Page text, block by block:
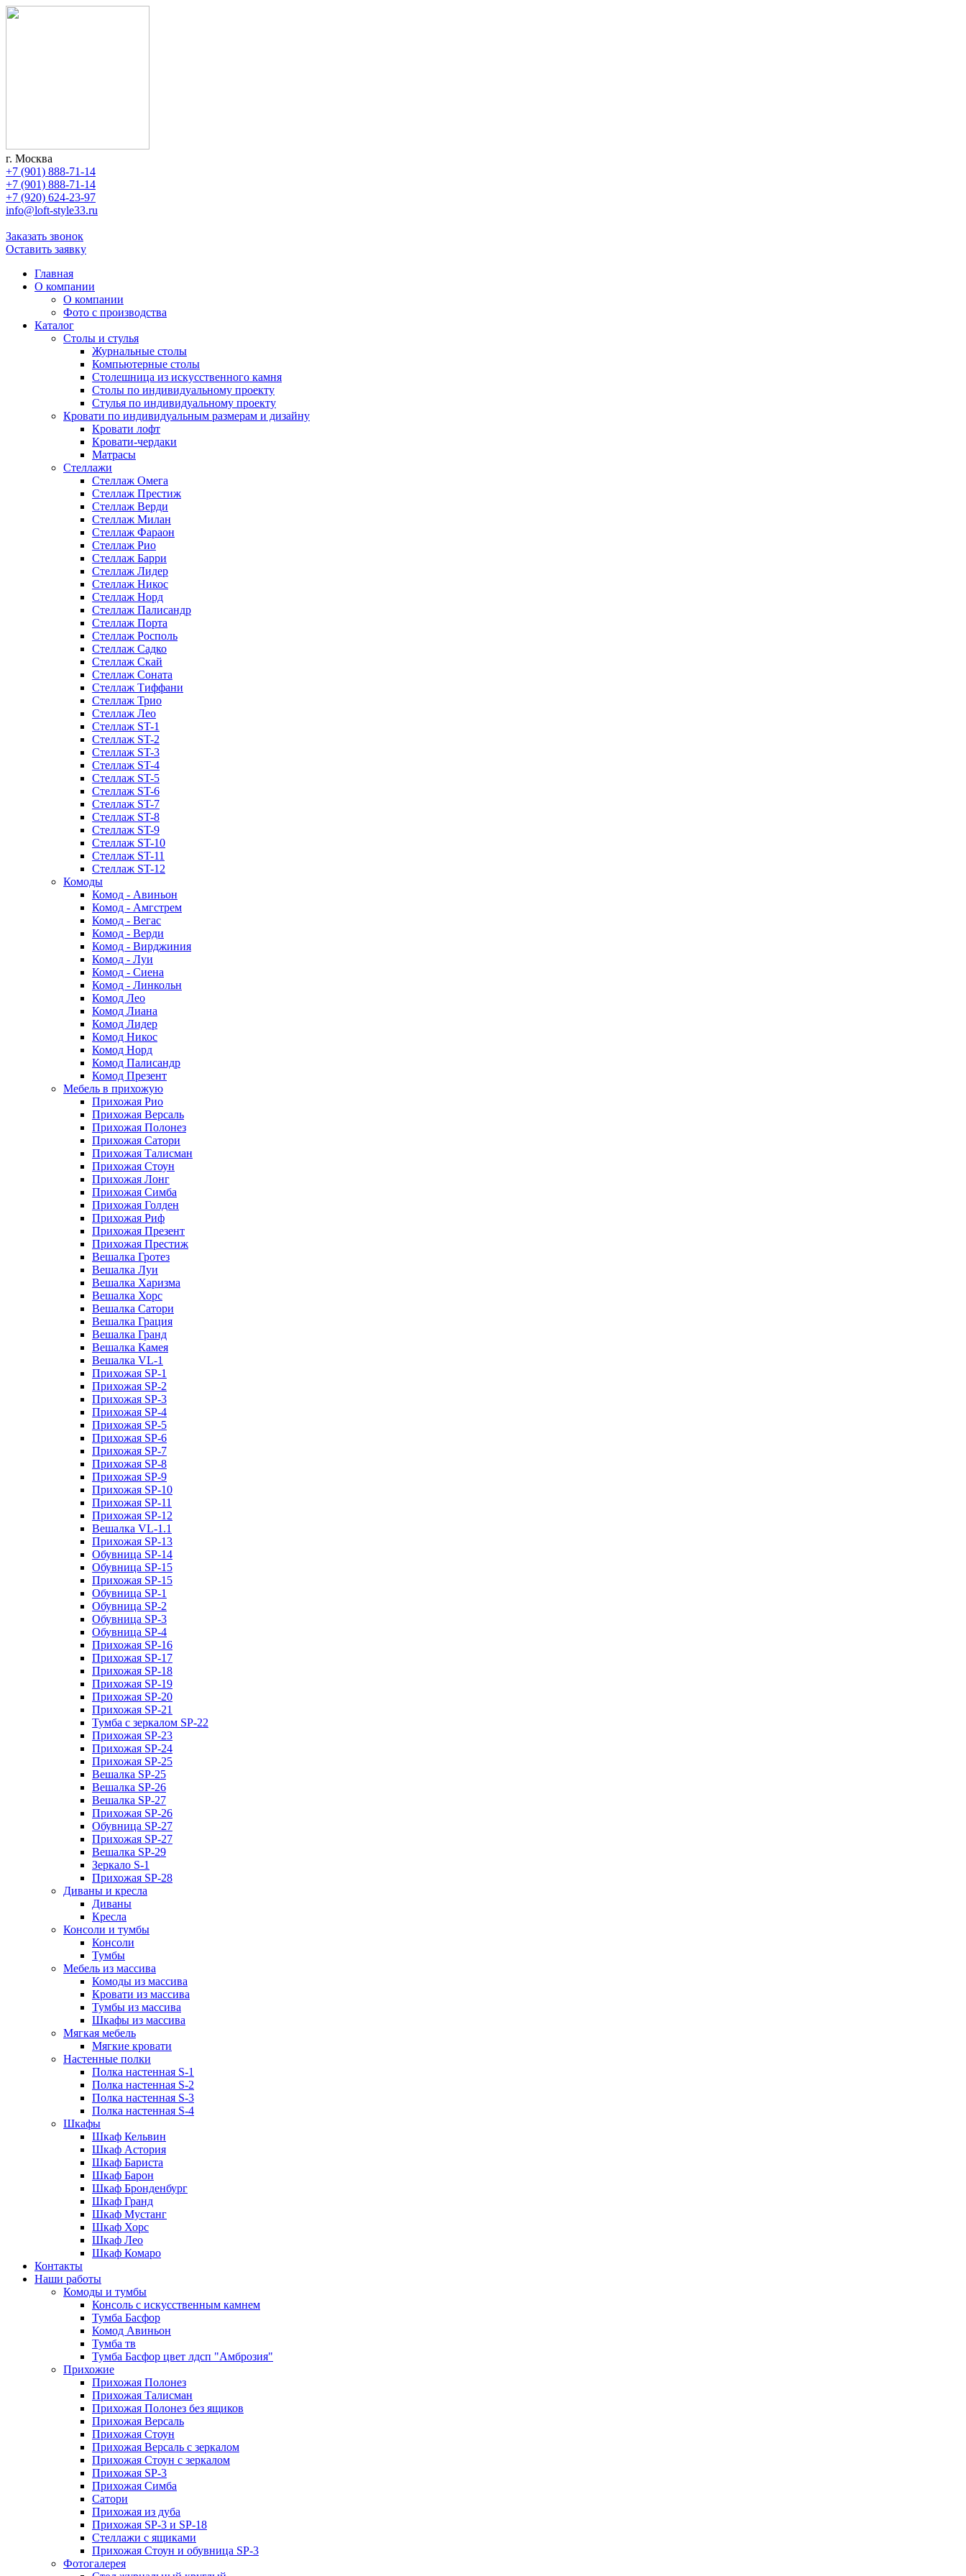
г. Москва
+7 (901) 888-71-14
+7 (901) 888-71-14
+7 (920) 624-23-97
info@loft-style33.ru
Заказать звонок
Оставить заявку
Главная
О компании
О компании
Фото с производства
Каталог
Cтолы и стулья
Журнальные столы
Компьютерные столы
Столешница из искусственного камня
Столы по индивидуальному проекту
Стулья по индивидуальному проекту
Кровати по индивидуальным размерам и дизайну
Кровати лофт
Кровати-чердаки
Матрасы
Стеллажи
Стеллаж Омега
Стеллаж Престиж
Стеллаж Верди
Стеллаж Милан
Стеллаж Фараон
Стеллаж Рио
Стеллаж Барри
Стеллаж Лидер
Стеллаж Никос
Стеллаж Норд
Стеллаж Палисандр
Стеллаж Порта
Стеллаж Росполь
Стеллаж Садко
Стеллаж Скай
Стеллаж Соната
Стеллаж Тиффани
Стеллаж Трио
Стеллаж Лео
Стеллаж ST-1
Стеллаж ST-2
Стеллаж ST-3
Стеллаж ST-4
Стеллаж ST-5
Стеллаж ST-6
Стеллаж ST-7
Стеллаж ST-8
Стеллаж ST-9
Стеллаж ST-10
Стеллаж ST-11
Стеллаж ST-12
Комоды
Комод - Авиньон
Комод - Амгстрем
Комод - Вегас
Комод - Верди
Комод - Вирджиния
Комод - Луи
Комод - Сиена
Комод - Линкольн
Комод Лео
Комод Лиана
Комод Лидер
Комод Никос
Комод Норд
Комод Палисандр
Комод Презент
Мебель в прихожую
Прихожая Рио
Прихожая Версаль
Прихожая Полонез
Прихожая Сатори
Прихожая Талисман
Прихожая Стоун
Прихожая Лонг
Прихожая Симба
Прихожая Голден
Прихожая Риф
Прихожая Презент
Прихожая Престиж
Вешалка Гротез
Вешалка Луи
Вешалка Харизма
Вешалка Хорс
Вешалка Сатори
Вешалка Грация
Вешалка Гранд
Вешалка Камея
Вешалка VL-1
Прихожая SP-1
Прихожая SP-2
Прихожая SP-3
Прихожая SP-4
Прихожая SP-5
Прихожая SP-6
Прихожая SP-7
Прихожая SP-8
Прихожая SP-9
Прихожая SP-10
Прихожая SP-11
Прихожая SP-12
Вешалка VL-1.1
Прихожая SP-13
Обувница SP-14
Обувница SP-15
Прихожая SP-15
Обувница SP-1
Обувница SP-2
Обувница SP-3
Обувница SP-4
Прихожая SP-16
Прихожая SP-17
Прихожая SP-18
Прихожая SP-19
Прихожая SP-20
Прихожая SP-21
Тумба с зеркалом SP-22
Прихожая SP-23
Прихожая SP-24
Прихожая SP-25
Вешалка SP-25
Вешалка SP-26
Вешалка SP-27
Прихожая SP-26
Обувница SP-27
Прихожая SP-27
Вешалка SP-29
Зеркало S-1
Прихожая SP-28
Диваны и кресла
Диваны
Кресла
Консоли и тумбы
Консоли
Тумбы
Мебель из массива
Комоды из массива
Кровати из массива
Тумбы из массива
Шкафы из массива
Мягкая мебель
Мягкие кровати
Настенные полки
Полка настенная S-1
Полка настенная S-2
Полка настенная S-3
Полка настенная S-4
Шкафы
Шкаф Кельвин
Шкаф Астория
Шкаф Бариста
Шкаф Барон
Шкаф Бронденбург
Шкаф Гранд
Шкаф Мустанг
Шкаф Хорс
Шкаф Лео
Шкаф Комаро
Контакты
Наши работы
Комоды и тумбы
Консоль с искусственным камнем
Тумба Басфор
Комод Авиньон
Тумба тв
Тумба Басфор цвет лдсп "Амброзия"
Прихожие
Прихожая Полонез
Прихожая Талисман
Прихожая Полонез без ящиков
Прихожая Версаль
Прихожая Стоун
Прихожая Версаль с зеркалом
Прихожая Стоун с зеркалом
Прихожая SP-3
Прихожая Симба
Сатори
Прихожая из дуба
Прихожая SP-3 и SP-18
Стеллажи с ящиками
Прихожая Стоун и обувница SP-3
Фотогалерея